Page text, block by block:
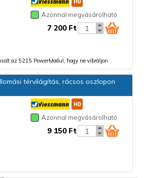
Azonnal megvásárolható
7 200 Ft
az 5215 PowerModul, hogy ne vibráljon
térvilágítás, rácsos oszlopon
Azonnal megvásárolható
9 150 Ft